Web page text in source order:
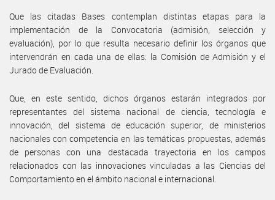
Que las citadas Bases contemplan distintas etapas para la
implementación de la Convocatoria (admisión, selección y
evaluación), por lo que resulta necesario definir los órganos que
intervendrán en cada una de ellas: la Comisión de Admisión y el
Jurado de Evaluación.
Que, en este sentido, dichos órganos estarán integrados por
representantes del sistema nacional de ciencia, tecnología e
innovación, del sistema de educación superior, de ministerios
nacionales con competencia en las temáticas propuestas, además
de personas con una destacada trayectoria en los campos
relacionados con las innovaciones vinculadas a las Ciencias del
Comportamiento en el ámbito nacional e internacional.